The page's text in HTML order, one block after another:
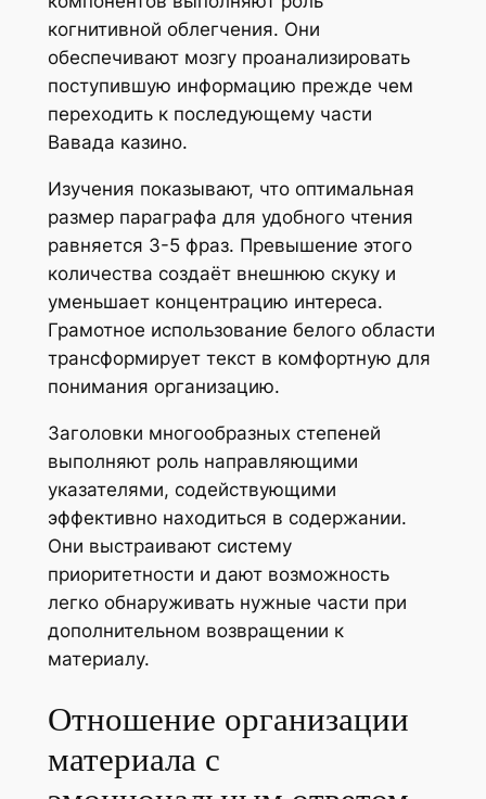
когнитивной облегчения. Они
обеспечивают мозгу проанализировать
поступившую информацию прежде чем
переходить к последующему части
Вавада казино.
Изучения показывают, что оптимальная
размер параграфа для удобного чтения
равняется 3-5 фраз. Превышение этого
количества создаёт внешнюю скуку и
уменьшает концентрацию интереса.
Грамотное использование белого области
трансформирует текст в комфортную для
понимания организацию.
Заголовки многообразных степеней
выполняют роль направляющими
указателями, содействующими
эффективно находиться в содержании.
Они выстраивают систему
приоритетности и дают возможность
легко обнаруживать нужные части при
дополнительном возвращении к
материалу.
Отношение организации
материала с